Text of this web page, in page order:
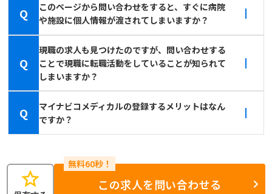
Q
このページから問い合わせをすると、すぐに病院
や施設に個人情報が渡されてしまいますか？
Q
現職の求人も見つけたのですが、問い合わせする
ことで現職に転職活動をしていることが知られて
しまいますか？
Q
マイナビコメディカルの登録するメリットはなん
ですか？
star この求人を問い合わせる